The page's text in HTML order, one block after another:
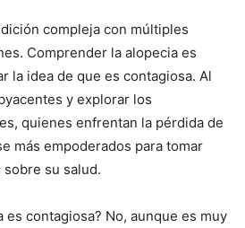
compleja con múltiples
Comprender la alopecia es
la idea de que es contagiosa. Al
y explorar los
quienes enfrentan la pérdida de
más empoderados para tomar
su salud.
es contagiosa? No, aunque es muy